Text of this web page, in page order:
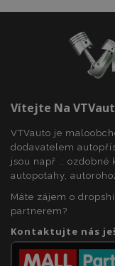
Vítejte Na
VTVauto je
dodavatelem
jsou např .:
autopotahy,
Máte zájem o
partnerem?
Kontaktujte nás
Nezbytně
Nezbytně
funkce
uživatele a
nezbytně
používat.